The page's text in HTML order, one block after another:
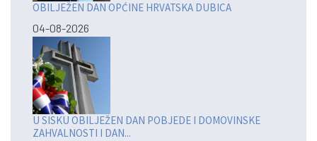
OBILJEŽEN DAN OPĆINE HRVATSKA DUBICA
04-08-2026
U SISKU OBILJEŽEN DAN POBJEDE I DOMOVINSKE
ZAHVALNOSTI I DAN...